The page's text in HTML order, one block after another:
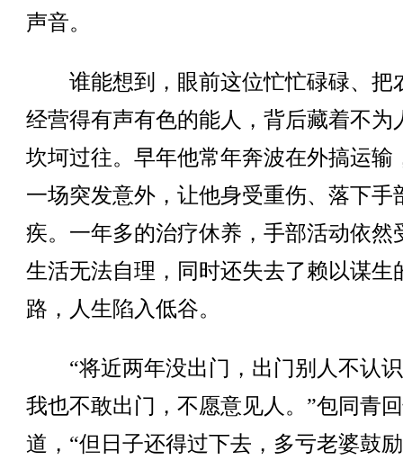
声音。
谁能想到，眼前这位忙忙碌碌、把
经营得有声有色的能人，背后藏着不为
坎坷过往。早年他常年奔波在外搞运输
一场突发意外，让他身受重伤、落下手
疾。一年多的治疗休养，手部活动依然
生活无法自理，同时还失去了赖以谋生
路，人生陷入低谷。
“将近两年没出门，出门别人不认
我也不敢出门，不愿意见人。”包同青
道，“但日子还得过下去，多亏老婆鼓